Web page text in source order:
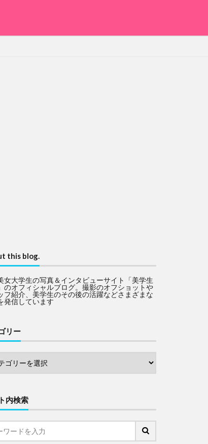
this blog.
女大学生の写真＆インタビューサイト「美学生
のオフィシャルブログ。撮影のオフショットや
フ紹介、美学生のその後の活躍などさまざまな
発信しています
リー
内検索